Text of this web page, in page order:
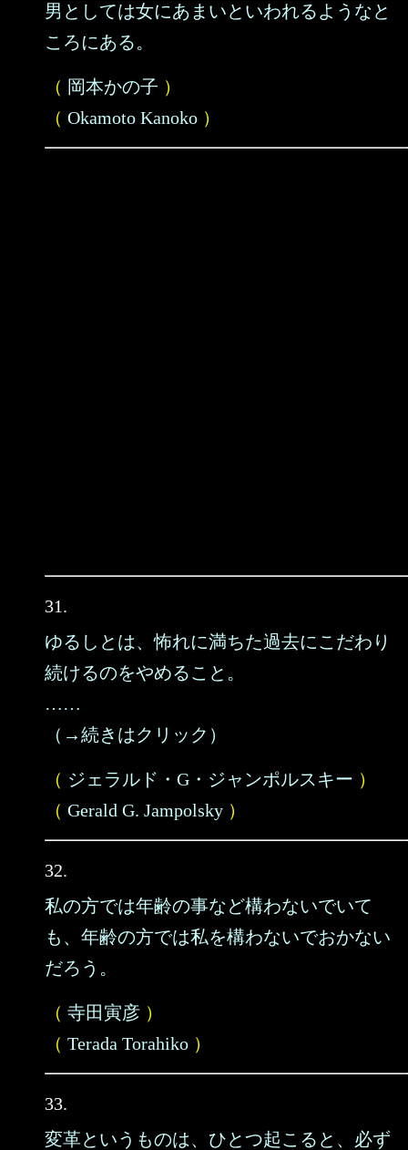
男としては女にあまいといわれるようなと
ころにある。
（ 岡本かの子 ）
（ Okamoto Kanoko ）
31.
ゆるしとは、怖れに満ちた過去にこだわり
続けるのをやめること。
……
（→続きはクリック）
（ ジェラルド・G・ジャンポルスキー ）
（ Gerald G. Jampolsky ）
32.
私の方では年齢の事など構わないでいて
も、年齢の方では私を構わないでおかない
だろう。
（ 寺田寅彦 ）
（ Terada Torahiko ）
33.
変革というものは、ひとつ起こると、必ず